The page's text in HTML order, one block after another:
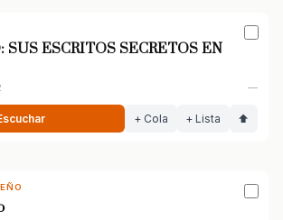
SUS ESCRITOS SECRETOS EN
—
+ Cola + Lista ⬆